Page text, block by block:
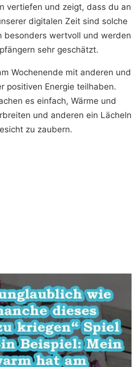
vertiefen und zeigt, dass du an
digitalen Zeit sind solche
besonders wertvoll und werden
sehr geschätzt.
Wochenende mit anderen und
positiven Energie teilhaben.
es einfach, Wärme und
und anderen ein Lächeln
zu zaubern.